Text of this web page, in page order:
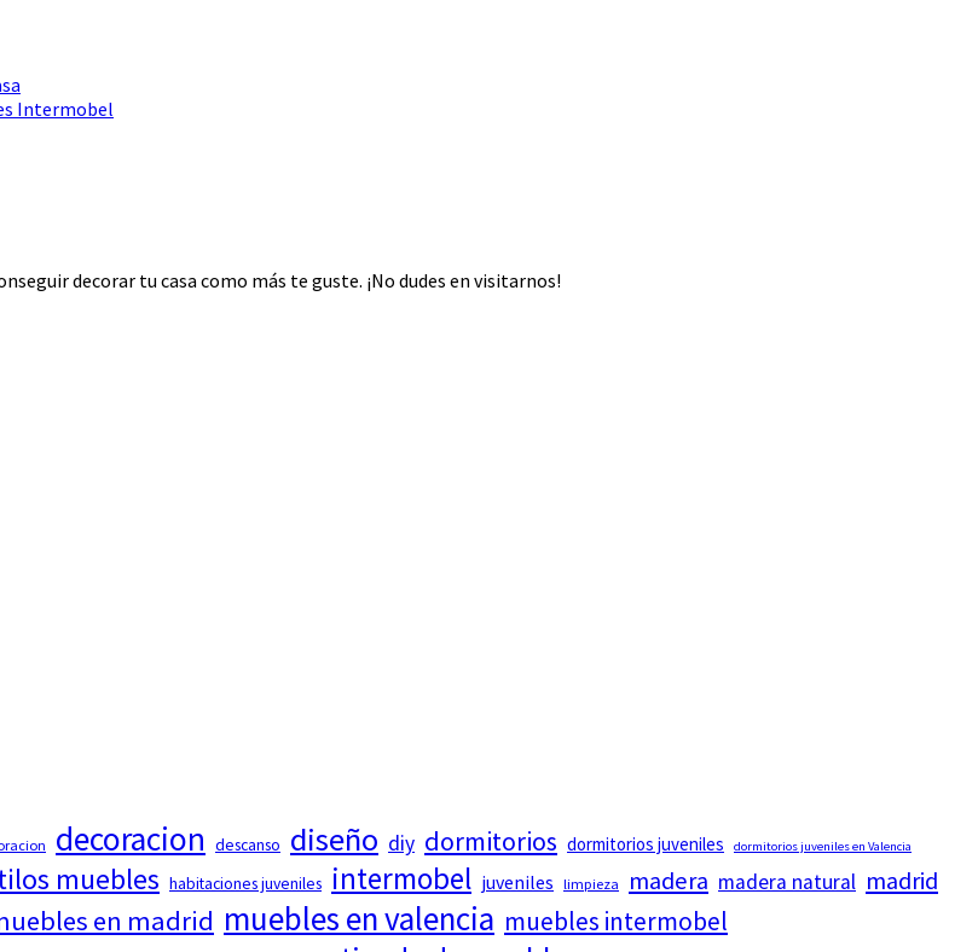
Intermobel
decorar tu casa como más te guste. ¡No dudes en visitarnos!
decoracion descanso diseño diy dormitorios dormitorios juveniles dormitorios juveniles en Valencia
muebles habitaciones juveniles intermobel juveniles limpieza madera madera natural madrid
en madrid muebles en valencia muebles intermobel